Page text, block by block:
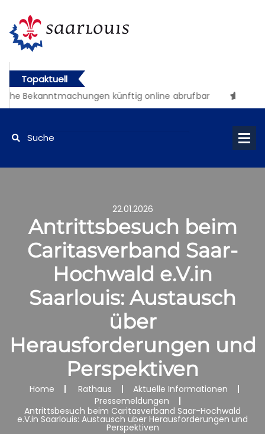
Topaktuell
Bekanntmachungen künftig online abrufbar
22.01.2026
Antrittsbesuch beim
Caritasverband Saar-
Hochwald e.V.in
Saarlouis: Austausch
über
Herausforderungen und
Perspektiven
Home Rathaus
Aktuelle Informationen
Pressemeldungen
Antrittsbesuch beim Caritasverband Saar-Hochwald
e.V.in Saarlouis: Austausch über Herausforderungen und
Perspektiven